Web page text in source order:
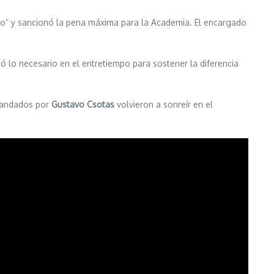
y sancionó la pena máxima para la Academia. El encargado
lo necesario en el entretiempo para sostener la diferencia
por Gustavo Csotas volvieron a sonreír en el